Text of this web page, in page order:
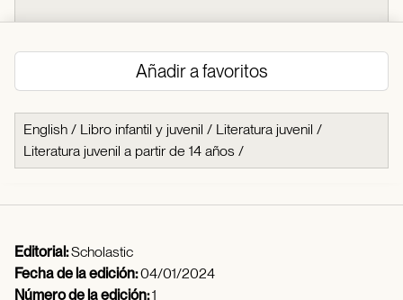
Añadir a favoritos
English / Libro infantil y juvenil / Literatura juvenil /
Literatura juvenil a partir de 14 años /
Editorial:Scholastic
Fecha de la edición:04/01/2024
Número de la edición:1